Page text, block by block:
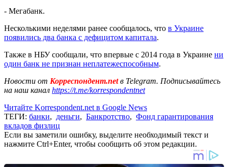
- Мегабанк.
Несколькими неделями ранее сообщалось, что в Украине
появились два банка с дефицитом капитала.
Также в НБУ сообщали, что впервые с 2014 года в Украине ни
один банк не признан неплатежеспособным.
Новости от Корреспондент.netв Telegram. Подписывайтесь
на наш канал https://t.me/korrespondentnet
Читайте Korrespondent.net в Google News
ТЕГИ: банки, деньги, Банкротство, Фонд гарантирования
вкладов физлиц
Если вы заметили ошибку, выделите необходимый текст и
нажмите Ctrl+Enter, чтобы сообщить об этом редакции.